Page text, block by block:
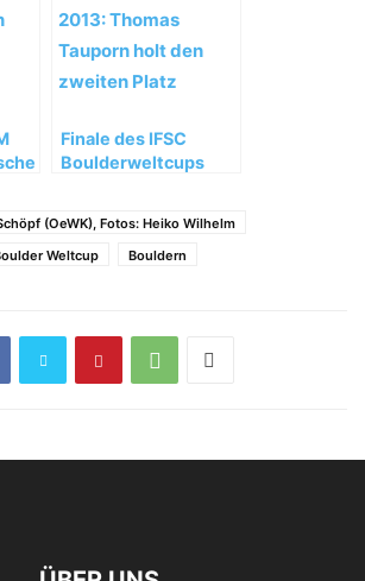
Finale des IFSC
Boulderweltcups
zweiten Platz
(OeWK), Fotos: Heiko Wilhelm
Weltcup Bouldern